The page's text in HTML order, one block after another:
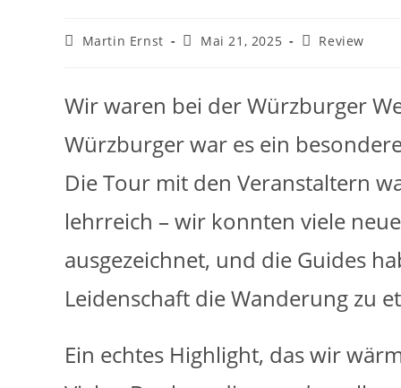
Martin Ernst Mai 21, 2025 Review
Wir waren bei der Würzburger
Würzburger war es ein
Die Tour mit den Veranstaltern
lehrreich – wir konnten viele
ausgezeichnet, und die Guides
Leidenschaft die Wanderung zu
Ein echtes Highlight, das wir